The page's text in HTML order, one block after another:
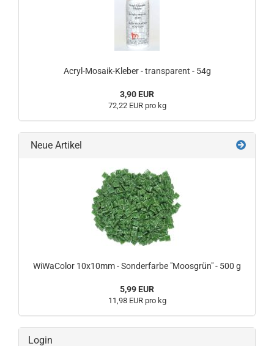
Acryl-Mosaik-Kleber - transparent - 54g
3,90 EUR
72,22 EUR pro kg
Neue Artikel
WiWaColor 10x10mm - Sonderfarbe "Moosgrün" - 500 g
5,99 EUR
11,98 EUR pro kg
Login